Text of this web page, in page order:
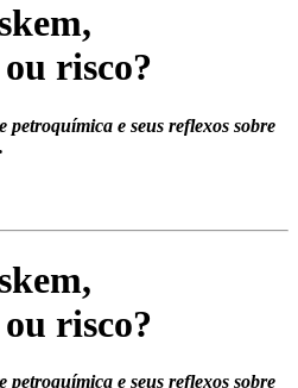
risco?
petroquímica e seus reflexos sobre
risco?
petroquímica e seus reflexos sobre